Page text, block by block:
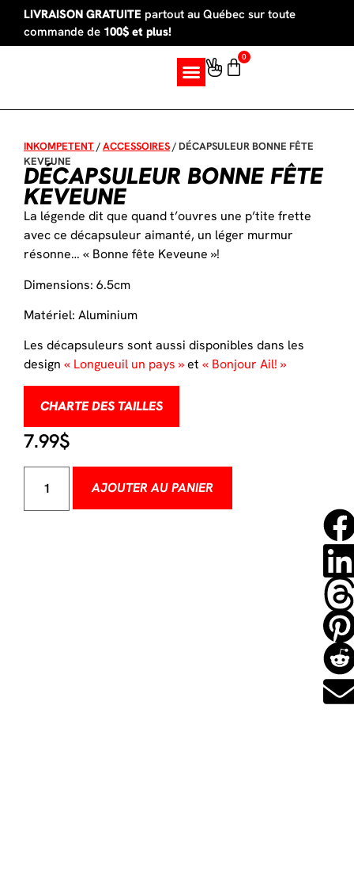
LIVRAISON GRATUITE partout au Québec sur toute
commande de 100$ et plus!
0
INKOMPETENT/ACCESSOIRES/DÉCAPSULEUR BONNE FÊTE
KEVEUNE
DÉCAPSULEUR BONNE FÊTE
KEVEUNE
La légende dit que quand t’ouvres une p’tite frette
avec ce décapsuleur aimanté, un léger murmur
résonne… « Bonne fête Keveune »!
Dimensions: 6.5cm
Matériel: Aluminium
Les décapsuleurs sont aussi disponibles dans les
design « Longueuil un pays »et « Bonjour Ail! »
CHARTE DES TAILLES
7.99$
AJOUTER AU PANIER